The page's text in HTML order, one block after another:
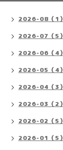
2026-08（1）
2026-07（5）
2026-06（4）
2026-05（4）
2026-04（3）
2026-03（2）
2026-02（5）
2026-01（5）